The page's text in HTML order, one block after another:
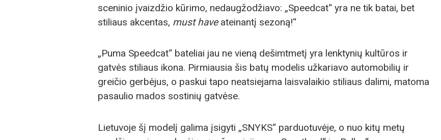
sceninio įvaizdžio kūrimo, nedaugžodžiavo: „Speedcat“ yra ne tik batai, bet
stiliaus akcentas, must have ateinantį sezoną!“
„Puma Speedcat“ bateliai jau ne vieną dešimtmetį yra lenktynių kultūros ir
gatvės stiliaus ikona. Pirmiausia šis batų modelis užkariavo automobilių ir
greičio gerbėjus, o paskui tapo neatsiejama laisvalaikio stiliaus dalimi, matoma
pasaulio mados sostinių gatvėse.
Lietuvoje šį modelį galima įsigyti „SNYKS“ parduotuvėje, o nuo kitų metų